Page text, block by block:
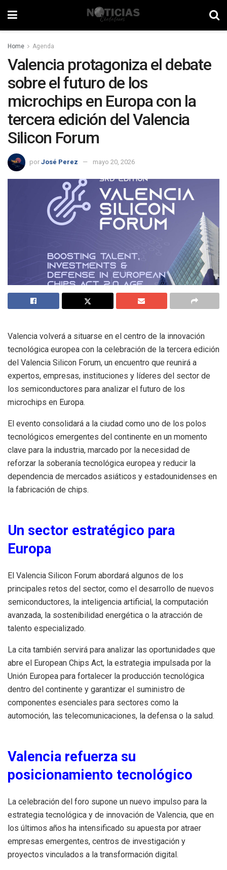
Home Agenda
Valencia protagoniza el debate
sobre el futuro de los
microchips en Europa con la
tercera edición del Valencia
Silicon Forum
por José Perez mayo 20, 2026
Valencia volverá a situarse en el centro de la innovación
tecnológica europea con la celebración de la tercera edición
del Valencia Silicon Forum, un encuentro que reunirá a
expertos, empresas, instituciones y líderes del sector de
los semiconductores para analizar el futuro de los
microchips en Europa.
El evento consolidará a la ciudad como uno de los polos
tecnológicos emergentes del continente en un momento
clave para la industria, marcado por la necesidad de
reforzar la soberanía tecnológica europea y reducir la
dependencia de mercados asiáticos y estadounidenses en
la fabricación de chips.
Un sector estratégico para
Europa
El Valencia Silicon Forum abordará algunos de los
principales retos del sector, como el desarrollo de nuevos
semiconductores, la inteligencia artificial, la computación
avanzada, la sostenibilidad energética o la atracción de
talento especializado.
La cita también servirá para analizar las oportunidades que
abre el European Chips Act, la estrategia impulsada por la
Unión Europea para fortalecer la producción tecnológica
dentro del continente y garantizar el suministro de
componentes esenciales para sectores como la
automoción, las telecomunicaciones, la defensa o la salud.
Valencia refuerza su
posicionamiento tecnológico
La celebración del foro supone un nuevo impulso para la
estrategia tecnológica y de innovación de Valencia, que en
los últimos años ha intensificado su apuesta por atraer
empresas emergentes, centros de investigación y
proyectos vinculados a la transformación digital.